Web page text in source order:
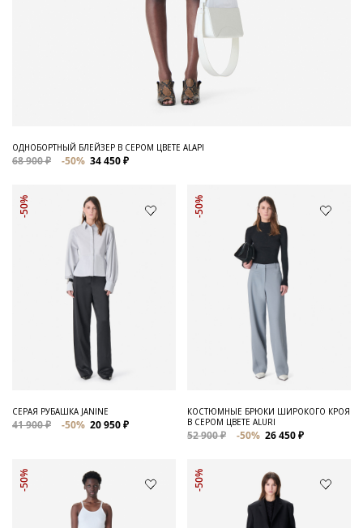
ОДНОБОРТНЫЙ БЛЕЙЗЕР В СЕРОМ ЦВЕТЕ ALAPI
68 900 ₽ -50% 34 450 ₽
-50%
СЕРАЯ РУБАШКА JANINE
41 900 ₽ -50% 20 950 ₽
-50%
КОСТЮМНЫЕ БРЮКИ ШИРОКОГО КРОЯ
В СЕРОМ ЦВЕТЕ ALURI
52 900 ₽ -50% 26 450 ₽
-50% -50%